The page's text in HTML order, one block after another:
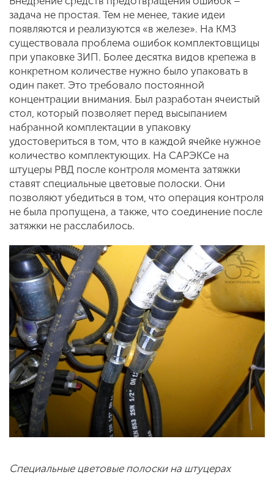
задача не простая. Тем не менее, такие идеи
появляются и реализуются «в железе». На КМЗ
существовала проблема ошибок комплектовщицы
при упаковке ЗИП. Более десятка видов крепежа в
конкретном количестве нужно было упаковать в
один пакет. Это требовало постоянной
концентрации внимания. Был разработан ячеистый
стол, который позволяет перед высыпанием
набранной комплектации в упаковку
удостовериться в том, что в каждой ячейке нужное
количество комплектующих. На САРЭКСе на
штуцеры РВД после контроля момента затяжки
ставят специальные цветовые полоски. Они
позволяют убедиться в том, что операция контроля
не была пропущена, а также, что соединение после
затяжки не расслабилось.
Специальные цветовые полоски на штуцерах